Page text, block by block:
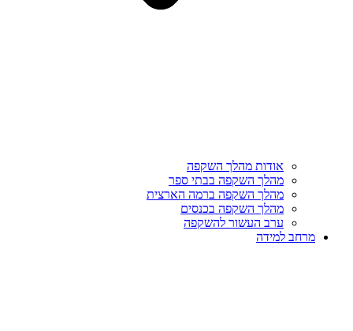
אודות מהלך השקפה
מהלך השקפה בבתי ספר
מהלך השקפה ברמה הארצית
מהלך השקפה בכנסים
ערב העשור להשקפה
מרחב למידה